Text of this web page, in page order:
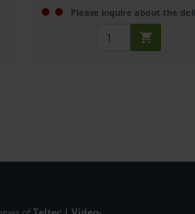
Please inquire about the